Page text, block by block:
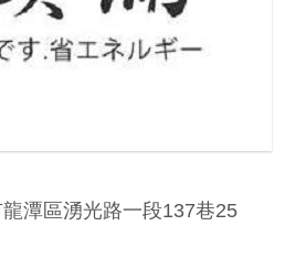
潭區湧光路一段137巷25